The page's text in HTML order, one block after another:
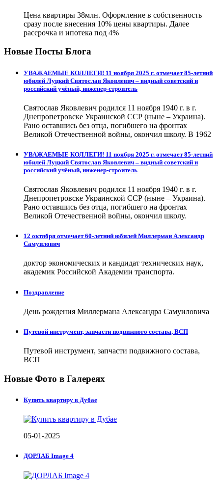
Цена квартиры 38млн. Оформление в собственность
сразу после внесения 10% цены квартиры. Далее
рассрочка и ипотека под 4%
Новые Посты Блога
УВАЖАЕМЫЕ КОЛЛЕГИ! 11 ноября 2025 г. отмечает 85-летний
юбилей Луцкий Святослав Яковлевич – видный советский и
российский учёный, инженер-строитель
Святослав Яковлевич родился 11 ноября 1940 г. в г.
Днепропетровске Украинской ССР (ныне – Украина).
Рано оставшись без отца, погибшего на фронтах
Великой Отечественной войны, окончил школу. В 1962
УВАЖАЕМЫЕ КОЛЛЕГИ! 11 ноября 2025 г. отмечает 85-летний
юбилей Луцкий Святослав Яковлевич – видный советский и
российский учёный, инженер-строитель
Святослав Яковлевич родился 11 ноября 1940 г. в г.
Днепропетровске Украинской ССР (ныне – Украина).
Рано оставшись без отца, погибшего на фронтах
Великой Отечественной войны, окончил школу.
12 октября отмечает 60-летний юбилей Миллерман Александр
Самуилович
доктор экономических и кандидат технических наук,
академик Российской Академии транспорта.
Поздравление
День рождения Миллермана Александра Самуиловича
Путевой инструмент, запчасти подвижного состава, ВСП
Путевой инструмент, запчасти подвижного состава,
ВСП
Новые Фото в Галереях
Купить квартиру в Дубае
05-01-2025
ДОРЛАБ Image 4